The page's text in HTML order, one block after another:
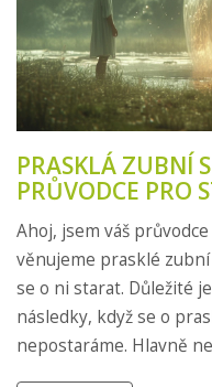
PRASKLÁ ZUBNÍ
PRŮVODCE PRO
Ahoj, jsem váš
věnujeme prasklé
se o ni starat. Důležité
následky, když se o
nepostaráme. Hlavně